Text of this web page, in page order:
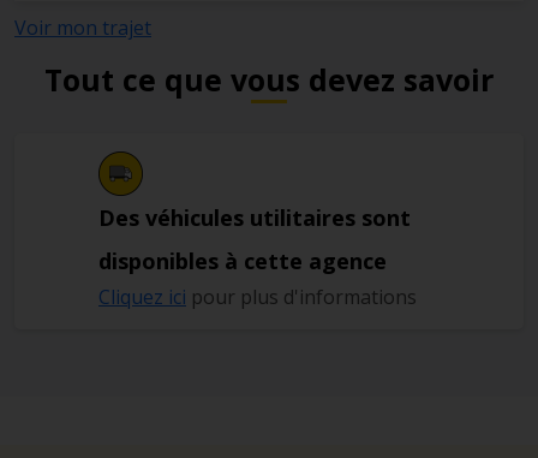
Voir mon trajet
Tout ce que vous devez savoir
Des véhicules utilitaires sont
disponibles à cette agence
Cliquez ici pour plus d'informations